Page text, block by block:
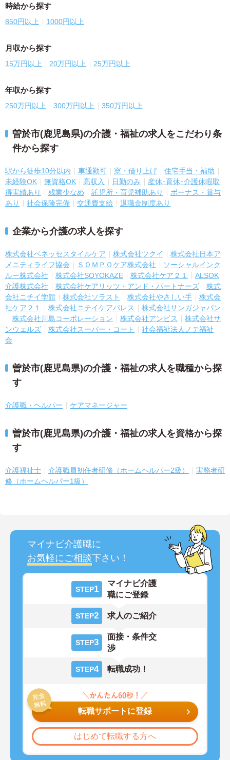
時給から探す
850円以上 1000円以上
月収から探す
15万円以上 20万円以上 25万円以上
年収から探す
250万円以上 300万円以上 350万円以上
曽於市(鹿児島県)の介護・福祉の求人をこだわり条
件から探す
駅から徒歩10分以内 車通勤可 寮・借り上げ
住宅手当・補助
未経験OK
無資格OK 高収入 日勤のみ
産休･育休･介護休暇取
得実績あり
残業少なめ 託児所・育児補助あり
ボーナス・賞与
あり
社会保険完備 交通費支給 退職金制度あり
企業から介護の求人を探す
株式会社ベネッセスタイルケア 株式会社ツクイ
株式会社日本ア
メニティライフ協会
ＳＯＭＰＯケア株式会社
ソーシャルインク
ルー株式会社
株式会社SOYOKAZE 株式会社ケア２１
ALSOK
介護株式会社
株式会社ケアリッツ・アンド・パートナーズ
株式
会社ニチイ学館
株式会社ソラスト 株式会社やさしい手
株式会
社ケア２１
株式会社ニチイケアパレス
株式会社サンガジャパン
株式会社川島コーポレーション
株式会社アンビス
株式会社サ
ンウェルズ
株式会社スーパー・コート
社会福祉法人ノテ福祉
会
曽於市(鹿児島県)の介護・福祉の求人を職種から探
す
介護職・ヘルパー ケアマネージャー
曽於市(鹿児島県)の介護・福祉の求人を資格から探
す
介護福祉士 介護職員初任者研修（ホームヘルパー2級）
実務者研
修（ホームヘルパー1級）
マイナビ介護職に
お気軽にご相談下さい！
STEP1
マイナビ介護
職にご登録
STEP2 求人のご紹介
STEP3
面接・条件交
渉
STEP4 転職成功！
転職サポートに登録
はじめて転職する方へ